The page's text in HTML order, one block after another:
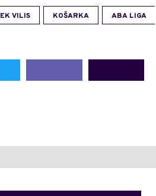
VILIS KOŠARKA ABA LIGA